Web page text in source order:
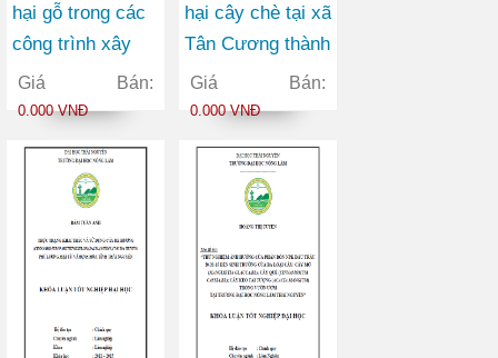
hại gỗ trong các
công trình xây
dựng tại khu di
tích lịch sử - sinh
Hóa huyện Định
Hóa tỉnh Thái
Nguyên
Giá Bán:
0.000 VNĐ
hại cây chè tại xã
Tân Cương thành
phố Thái Nguyên
tỉnh Thái Nguyên
Giá Bán:
0.000 VNĐ